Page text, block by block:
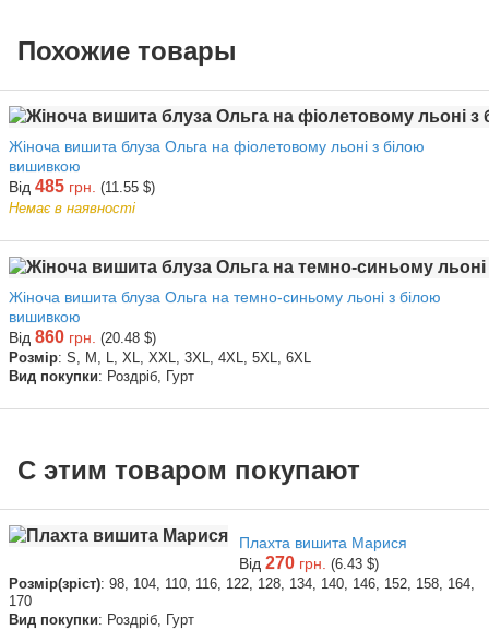
Похожие товары
Жіноча вишита блуза Ольга на фіолетовому льоні з білою
вишивкою
Від 485 грн. (11.55 $)
Немає в наявності
Жіноча вишита блуза Ольга на темно-синьому льоні з білою
вишивкою
Від 860 грн. (20.48 $)
Розмір: S, M, L, XL, XXL, 3XL, 4XL, 5XL, 6XL
Вид покупки: Роздріб, Гурт
С этим товаром покупают
Плахта вишита Марися
Від 270 грн. (6.43 $)
Розмір(зріст): 98, 104, 110, 116, 122, 128, 134, 140, 146, 152, 158, 164,
170
Вид покупки: Роздріб, Гурт